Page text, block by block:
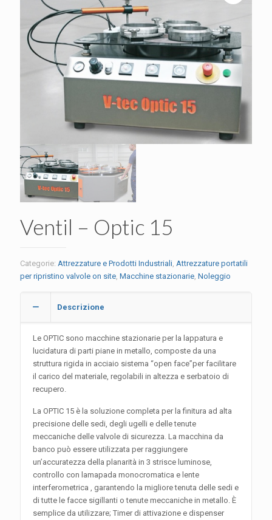
Ventil – Optic 15
Categorie: Attrezzature e Prodotti Industriali Attrezzature portatili
per ripristino valvole on site Macchine stazionarie Noleggio
Descrizione
Le OPTIC sono macchine stazionarie per la lappatura e
lucidatura di parti piane in metallo, composte da una
struttura rigida in acciaio sistema “open face”per facilitare
il carico del materiale, regolabili in altezza e serbatoio di
recupero.
La OPTIC 15 è la soluzione completa per la finitura ad alta
precisione delle sedi, degli ugelli e delle tenute
meccaniche delle valvole di sicurezza. La macchina da
banco può essere utilizzata per raggiungere
un’accuratezza della planarità in 3 strisce luminose,
controllo con lamapada monocromatica e lente
interferometrica , garantendo la migliore tenuta delle sedi e
di tutte le facce sigillanti o tenute meccaniche in metallo. È
semplice da utilizzare; Timer di attivazione e dispenser